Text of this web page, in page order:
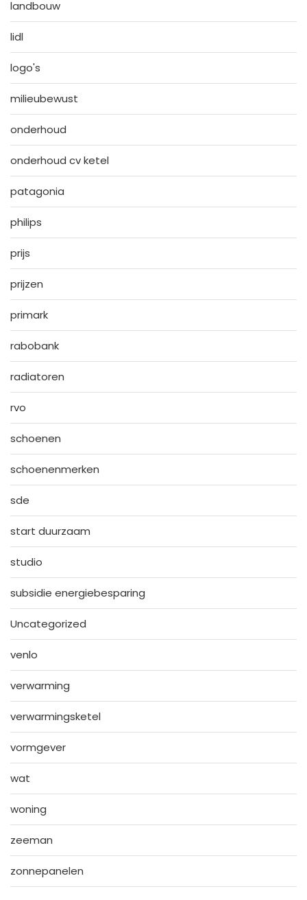
landbouw
lidl
logo's
milieubewust
onderhoud
onderhoud cv ketel
patagonia
philips
prijs
prijzen
primark
rabobank
radiatoren
rvo
schoenen
schoenenmerken
sde
start duurzaam
studio
subsidie energiebesparing
Uncategorized
venlo
verwarming
verwarmingsketel
vormgever
wat
woning
zeeman
zonnepanelen